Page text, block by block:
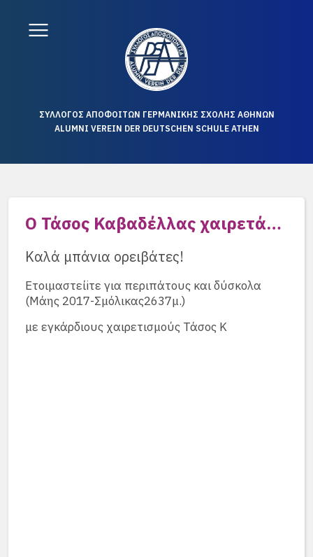
ΣΥΛΛΟΓΟΣ ΑΠΟΦΟΙΤΩΝ ΓΕΡΜΑΝΙΚΗΣ ΣΧΟΛΗΣ ΑΘΗΝΩΝ
ALUMNI VEREIN DER DEUTSCHEN SCHULE ATHEN
Ο Τάσος Καβαδέλλας χαιρετά…
Καλά μπάνια ορειβάτες!
Ετοιμαστείiτε για περιπάτους και δύσκολα
(Μάης 2017-Σμόλικας2637μ.)
με εγκάρδιους χαιρετισμούς Τάσος Κ